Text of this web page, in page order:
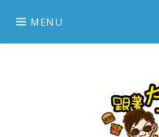
content
MENU